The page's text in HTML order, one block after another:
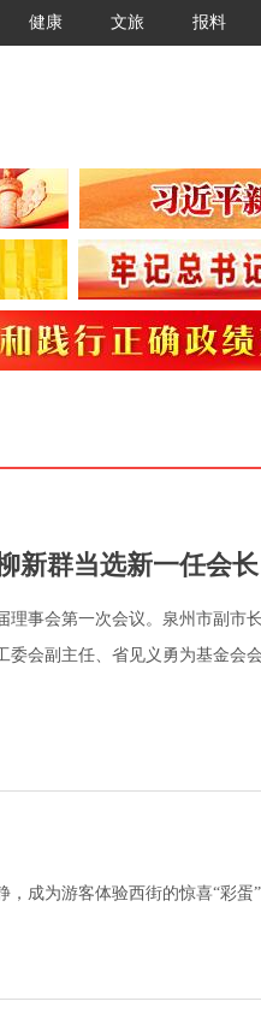
健康 文旅 报料
新群当选新一任会长
事会第一次会议。泉州市副市
会副主任、省见义勇为基金会
成为游客体验西街的惊喜“彩蛋”